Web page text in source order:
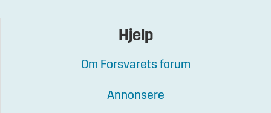
Hjelp
Om Forsvarets forum
Annonsere